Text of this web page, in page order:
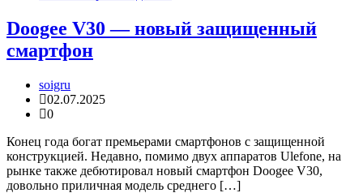
Doogee V30 — новый защищенный
смартфон
soigru
02.07.2025
0
Конец года богат премьерами смартфонов с защищенной
конструкцией. Недавно, помимо двух аппаратов Ulefone, на
рынке также дебютировал новый смартфон Doogee V30,
довольно приличная модель среднего […]